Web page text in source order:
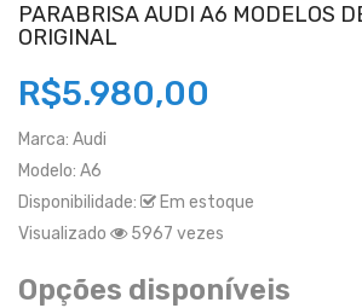
PARABRISA AUDI A6 MODELOS
ORIGINAL
R$5.980,00
Marca: Audi
Modelo: A6
Disponibilidade:
Em estoque
Visualizado
5967 vezes
Opções disponíveis